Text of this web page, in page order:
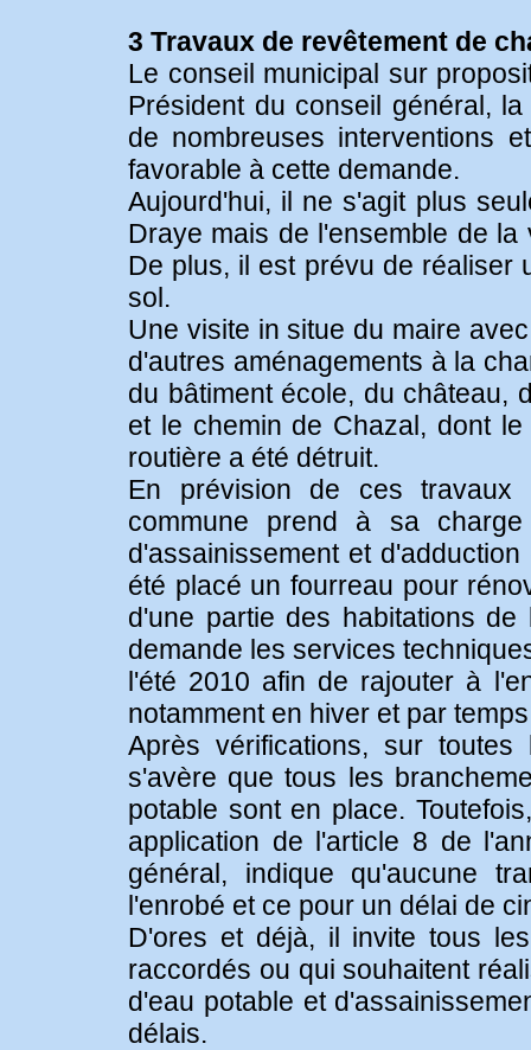
3 Travaux de revêtement de
Le conseil municipal sur
Président du conseil général,
de nombreuses interventions
favorable à cette demande.
Aujourd'hui, il ne s'agit plus
Draye mais de l'ensemble de
De plus, il est prévu de réaliser
sol.
Une visite in situe du maire
d'autres aménagements à la
du bâtiment école, du château,
et le chemin de Chazal, dont
routière a été détruit.
En prévision de ces travaux
commune prend à sa
d'assainissement et
été placé un fourreau pour
d'une partie des habitations
demande les services
l'été 2010 afin de rajouter à
notamment en hiver et par
Après vérifications, sur
s'avère que tous les
potable sont en place.
application de l'article 8 de
général, indique qu'aucune
l'enrobé et ce pour un délai de
D'ores et déjà, il invite tous
raccordés ou qui souhaitent
d'eau potable et
délais.